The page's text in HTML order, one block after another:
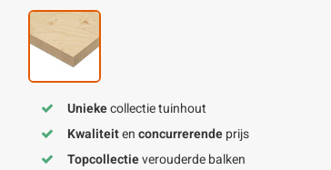
Uniekecollectie tuinhout
Kwaliteitenconcurrerendeprijs
Topcollectieverouderde balken